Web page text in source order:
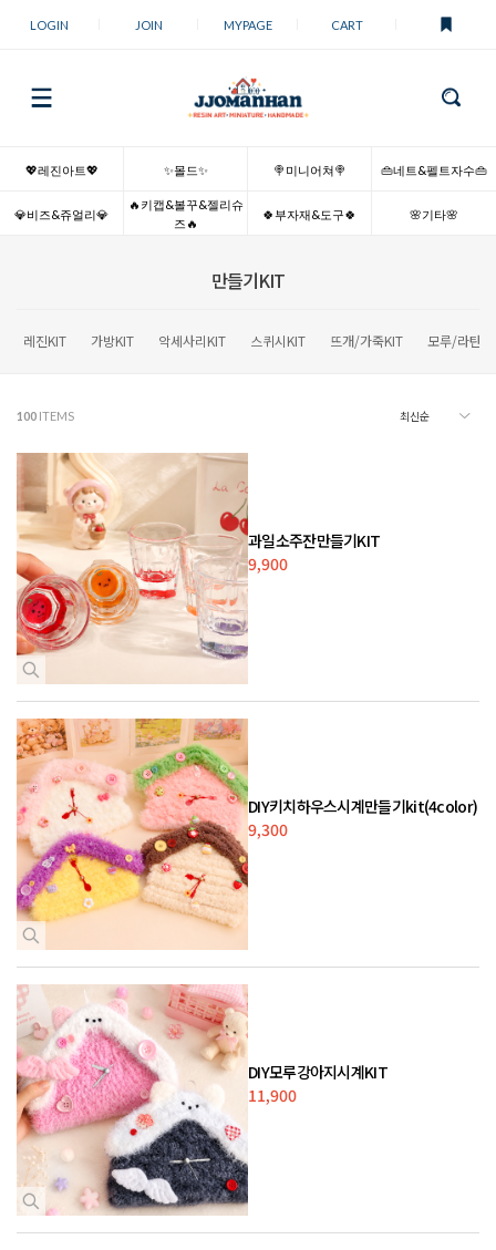
LOGIN JOIN MYPAGE CART
💖레진아트💖 ✨몰드✨ 🍭미니어쳐🍭 👜네트&펠트자수👜
💎비즈&쥬얼리💎
🔥키캡&볼꾸&젤리슈
즈🔥
🍀부자재&도구🍀 🌸기타🌸
만들기KIT
레진KIT 가방KIT 악세사리KIT 스퀴시KIT 뜨개/가죽KIT 모루/라탄
100 ITEMS
과일소주잔만들기KIT
9,900
DIY키치하우스시계만들기kit(4color)
9,300
DIY모루강아지시계KIT
11,900